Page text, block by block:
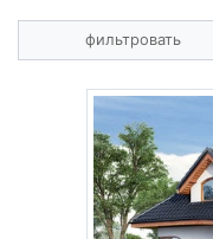
фильтровать